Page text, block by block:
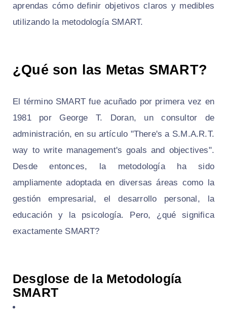
aprendas cómo definir objetivos claros y medibles
utilizando la metodología SMART.
¿Qué son las Metas SMART?
El término SMART fue acuñado por primera vez en
1981 por George T. Doran, un consultor de
administración, en su artículo "There's a S.M.A.R.T.
way to write management's goals and objectives".
Desde entonces, la metodología ha sido
ampliamente adoptada en diversas áreas como la
gestión empresarial, el desarrollo personal, la
educación y la psicología. Pero, ¿qué significa
exactamente SMART?
Desglose de la Metodología
SMART